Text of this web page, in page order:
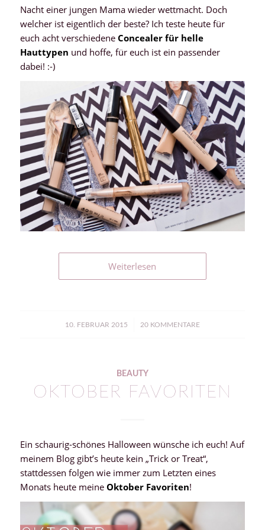
Nacht einer jungen Mama wieder wettmacht. Doch
welcher ist eigentlich der beste? Ich teste heute für
euch acht verschiedeneConcealer für helle
Hauttypen und hoffe, für euch ist ein passender
dabei! :-)
Weiterlesen
10. FEBRUAR 2015
/ 20 KOMMENTARE
BEAUTY
OKTOBER FAVORITEN
Ein schaurig-schönes Halloween wünsche ich euch! Auf
meinem Blog gibt’s heute kein „Trick or Treat“,
stattdessen folgen wie immer zum Letzten eines
Monats heute meine Oktober Favoriten!